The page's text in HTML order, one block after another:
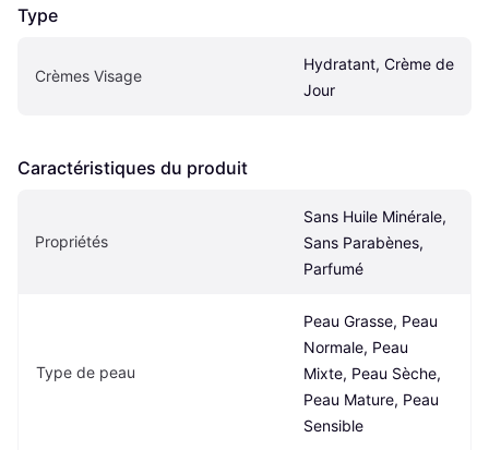
Type
Crèmes Visage
Hydratant, Crème de
Jour
Caractéristiques du produit
Propriétés
Sans Huile Minérale,
Sans Parabènes,
Parfumé
Type de peau
Peau Grasse, Peau
Normale, Peau
Mixte, Peau Sèche,
Peau Mature, Peau
Sensible